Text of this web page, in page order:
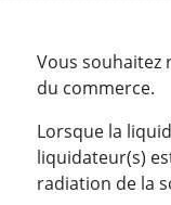
Vous souhaitez
du commerce.
Lorsque la
liquidateur(s)
radiation de la